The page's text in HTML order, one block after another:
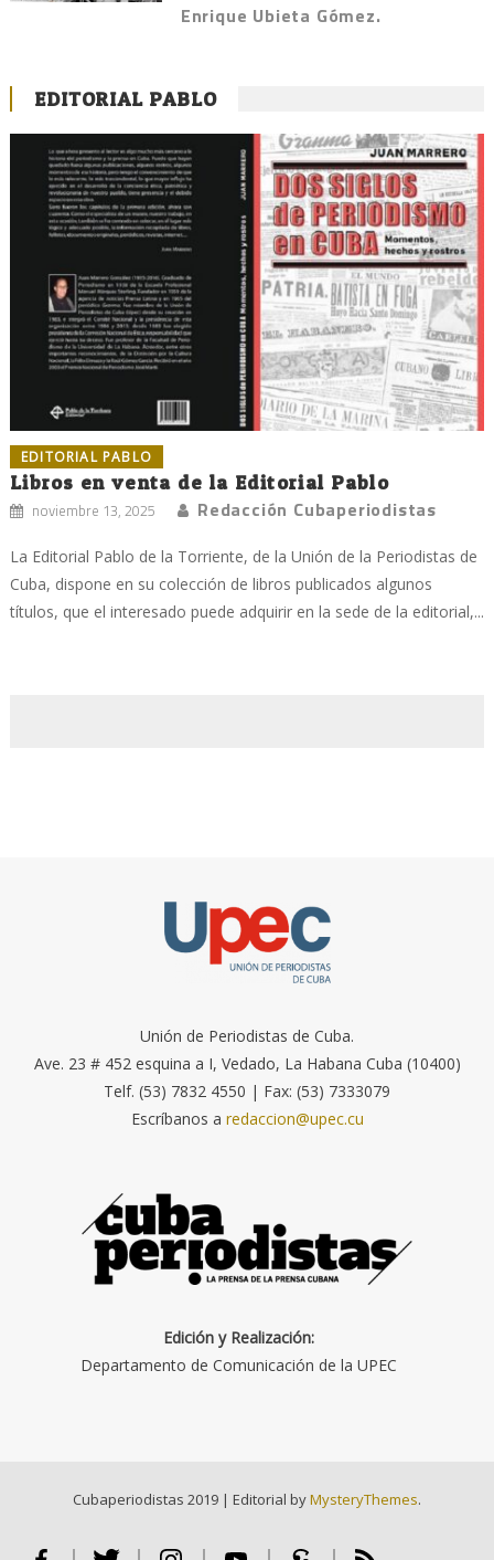
Enrique Ubieta Gómez.
EDITORIAL PABLO
EDITORIAL PABLO
Libros en venta de la Editorial Pablo
noviembre 13, 2025 Redacción Cubaperiodistas
La Editorial Pablo de la Torriente, de la Unión de la Periodistas de
Cuba, dispone en su colección de libros publicados algunos
títulos, que el interesado puede adquirir en la sede de la editorial,...
Unión de Periodistas de Cuba.
Ave. 23 # 452 esquina a I, Vedado, La Habana Cuba (10400)
Telf. (53) 7832 4550 | Fax: (53) 7333079
Escríbanos a redaccion@upec.cu
Edición y Realización:
Departamento de Comunicación de la UPEC
Cubaperiodistas 2019 | Editorial byMysteryThemes.